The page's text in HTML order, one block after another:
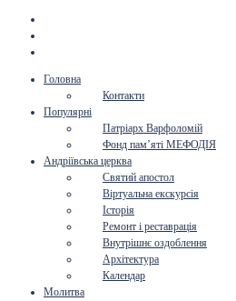
Головна
Контакти
Популярні
Патріарх Варфоломій
Фонд пам’яті МЕФОДІЯ
Андріївська церква
Святий апостол
Віртуальна екскурсія
Історія
Ремонт і реставрація
Внутрішнє оздоблення
Архітектура
Календар
Молитва